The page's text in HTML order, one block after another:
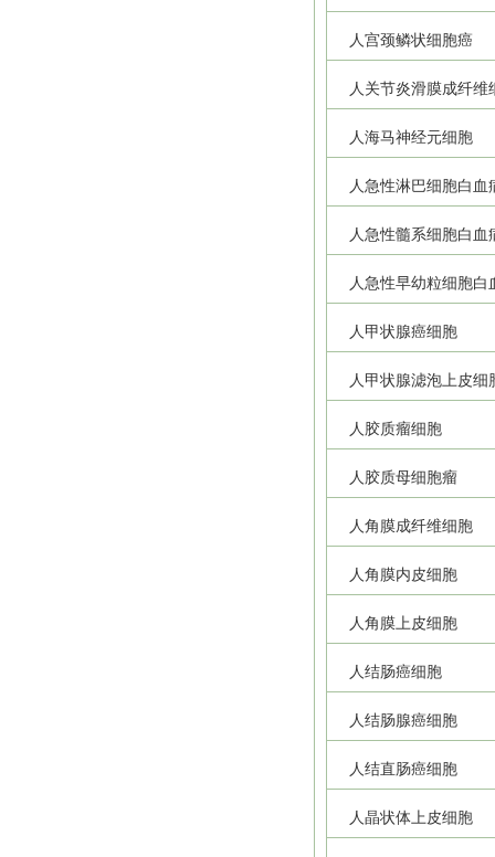
人宫颈鳞状细胞癌
人关节炎滑膜成纤维
人海马神经元细胞
人急性淋巴细胞白血
人急性髓系细胞白血
人急性早幼粒细胞白
人甲状腺癌细胞
人甲状腺滤泡上皮细
人胶质瘤细胞
人胶质母细胞瘤
人角膜成纤维细胞
人角膜内皮细胞
人角膜上皮细胞
人结肠癌细胞
人结肠腺癌细胞
人结直肠癌细胞
人晶状体上皮细胞